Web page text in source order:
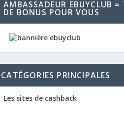
AMBASSADEUR EBUYCLUB =
DE BONUS POUR VOUS
CATÉGORIES PRINCIPALES
Les sites de cashback